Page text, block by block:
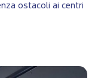
ostacoli ai centri